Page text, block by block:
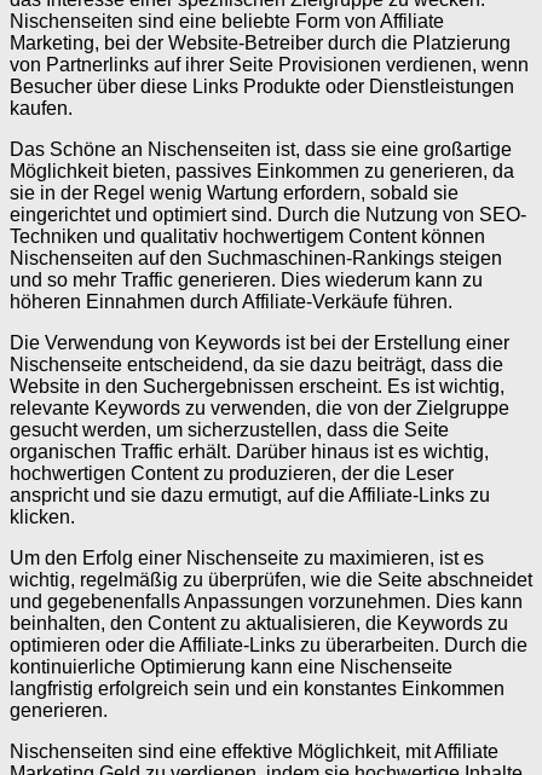
Nischenseiten sind eine beliebte Form von Affiliate
Marketing, bei der Website-Betreiber durch die Platzierung
von Partnerlinks auf ihrer Seite Provisionen verdienen, wenn
Besucher über diese Links Produkte oder Dienstleistungen
kaufen.
Das Schöne an Nischenseiten ist, dass sie eine großartige
Möglichkeit bieten, passives Einkommen zu generieren, da
sie in der Regel wenig Wartung erfordern, sobald sie
eingerichtet und optimiert sind. Durch die Nutzung von SEO-
Techniken und qualitativ hochwertigem Content können
Nischenseiten auf den Suchmaschinen-Rankings steigen
und so mehr Traffic generieren. Dies wiederum kann zu
höheren Einnahmen durch Affiliate-Verkäufe führen.
Die Verwendung von Keywords ist bei der Erstellung einer
Nischenseite entscheidend, da sie dazu beiträgt, dass die
Website in den Suchergebnissen erscheint. Es ist wichtig,
relevante Keywords zu verwenden, die von der Zielgruppe
gesucht werden, um sicherzustellen, dass die Seite
organischen Traffic erhält. Darüber hinaus ist es wichtig,
hochwertigen Content zu produzieren, der die Leser
anspricht und sie dazu ermutigt, auf die Affiliate-Links zu
klicken.
Um den Erfolg einer Nischenseite zu maximieren, ist es
wichtig, regelmäßig zu überprüfen, wie die Seite abschneidet
und gegebenenfalls Anpassungen vorzunehmen. Dies kann
beinhalten, den Content zu aktualisieren, die Keywords zu
optimieren oder die Affiliate-Links zu überarbeiten. Durch die
kontinuierliche Optimierung kann eine Nischenseite
langfristig erfolgreich sein und ein konstantes Einkommen
generieren.
Nischenseiten sind eine effektive Möglichkeit, mit Affiliate